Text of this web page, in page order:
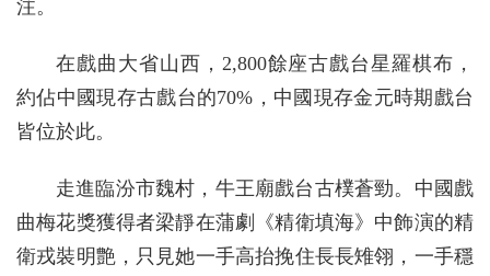
注。
在戲曲大省山西，2,800餘座古戲台星羅棋布，
約佔中國現存古戲台的70%，中國現存金元時期戲台
皆位於此。
走進臨汾市魏村，牛王廟戲台古樸蒼勁。中國戲
曲梅花獎獲得者梁靜在蒲劇《精衛填海》中飾演的精
衛戎裝明艶，只見她一手高抬挽住長長雉翎，一手穩